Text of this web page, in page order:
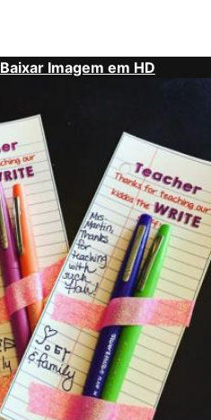
Baixar Imagem em HD